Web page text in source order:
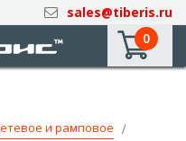
sales@tiberis.ru
0
и рамповое